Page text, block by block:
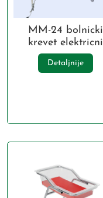
MM-24 bolnicki
krevet elektricni
Detaljnije